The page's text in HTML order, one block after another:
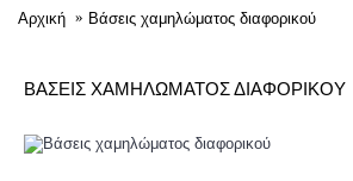
Αρχική Βάσεις χαμηλώματος διαφορικού
ΒΆΣΕΙΣ ΧΑΜΗΛΏΜΑΤΟΣ ΔΙΑΦΟΡΙΚΟΎ